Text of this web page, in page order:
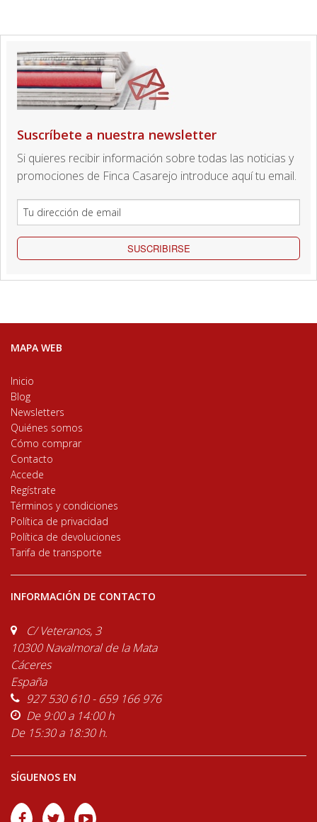
Suscríbete a nuestra newsletter
Si quieres recibir información sobre todas las noticias y
promociones de Finca Casarejo introduce aquí tu email.
SUSCRIBIRSE
MAPA WEB
Inicio
Blog
Newsletters
Quiénes somos
Cómo comprar
Contacto
Accede
Regístrate
Términos y condiciones
Política de privacidad
Política de devoluciones
Tarifa de transporte
INFORMACIÓN DE CONTACTO
C/ Veteranos, 3
10300 Navalmoral de la Mata
Cáceres
España
927 530 610 - 659 166 976
De 9:00 a 14:00 h
De 15:30 a 18:30 h.
SÍGUENOS EN